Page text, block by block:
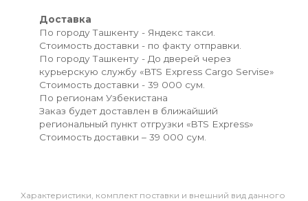
Доставка
По городу Ташкенту - Яндекс такси.
Стоимость доставки - по факту отправки.
По городу Ташкенту - До дверей через
курьерскую службу «BTS Express Cargo Servise»
Стоимость доставки - 39 000 сум.
По регионам Узбекистана
Заказ будет доставлен в ближайший
региональный пункт отгрузки «BTS Express»
Стоимость доставки – 39 000 сум.
Xарактеристики, комплект поставки и внешний вид данного